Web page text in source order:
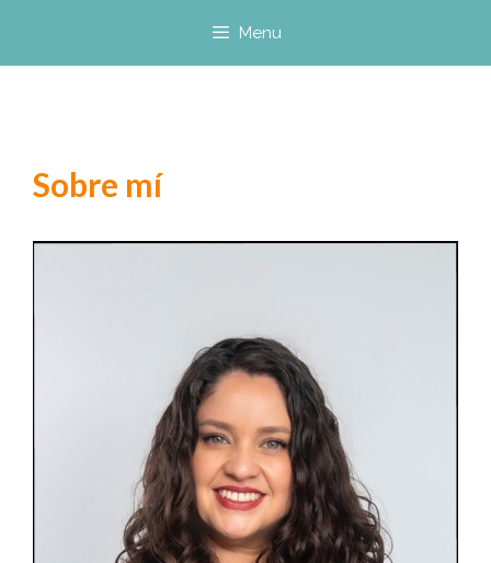
Menu
Sobre mí